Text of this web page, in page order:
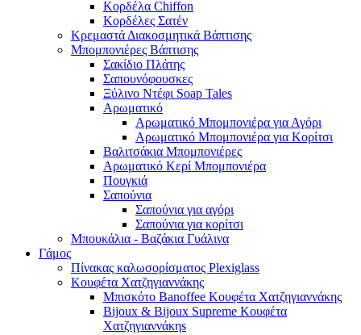
Κορδέλα Chiffon
Κορδέλες Σατέν
Κρεμαστά Διακοσμητικά Βάπτισης
Μπομπονιέρες Βάπτισης
Σακίδιο Πλάτης
Σαπουνόφουσκες
Ξύλινο Ντέφι Soap Tales
Αρωματικό
Αρωματικό Μπομπονιέρα για Αγόρι
Αρωματικό Μπομπονιέρα για Κορίτσι
Βαλιτσάκια Μπομπονιέρες
Αρωματικό Κερί Μπομπονιέρα
Πουγκιά
Σαπούνια
Σαπούνια για αγόρι
Σαπούνια για κορίτσι
Μπουκάλια - Βαζάκια Γυάλινα
Γάμος
Πίνακας καλωσορίσματος Plexiglass
Κουφέτα Χατζηγιαννάκης
Μπισκότο Banoffee Κουφέτα Χατζηγιαννάκης
Bijoux & Bijoux Supreme Κουφέτα
Χατζηγιαννάκηs